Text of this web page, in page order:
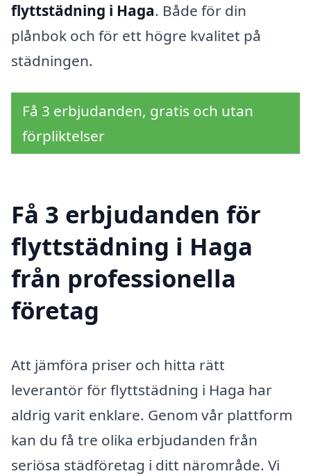
flyttstädning i Haga. Både för din
plånbok och för ett högre kvalitet på
städningen.
Få 3 erbjudanden, gratis och utan
förpliktelser
Få 3 erbjudanden för
flyttstädning i Haga
från professionella
företag
Att jämföra priser och hitta rätt
leverantör för flyttstädning i Haga har
aldrig varit enklare. Genom vår plattform
kan du få tre olika erbjudanden från
seriösa städföretag i ditt närområde. Vi